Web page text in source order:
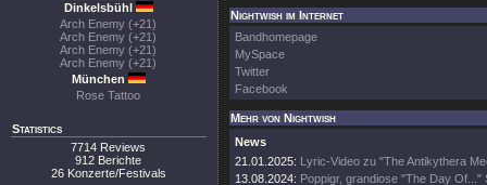
Dinkelsbühl
Arch Enemy (+21)
Arch Enemy (+21)
Arch Enemy (+21)
Arch Enemy (+21)
München
Rose Tattoo
Statistics
7714 Reviews
912 Berichte
26 Konzerte/Festivals
Nightwish im Internet
Bandhomepage
MySpace
Twitter
Facebook
Mehr von Nightwish
News
21.01.2025: Lyric-Video zu "The Antikythera
13.08.2024: Poppigr, grandiose "The Day Of..."